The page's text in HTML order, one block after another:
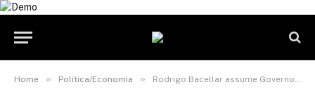
Home » Política/Economia » Rodrigo Bacellar assume Governo do Estado de forma interina